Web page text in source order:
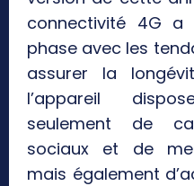
connectivité 4G
phase avec les
assurer la
l’appareil
seulement de
sociaux et de
mais également